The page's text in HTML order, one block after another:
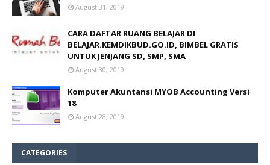
August 31, 2019
CARA DAFTAR RUANG BELAJAR DI
BELAJAR.KEMDIKBUD.GO.ID, BIMBEL GRATIS
UNTUK JENJANG SD, SMP, SMA
August 30, 2019
Komputer Akuntansi MYOB Accounting Versi
18
August 28, 2019
CATEGORIES